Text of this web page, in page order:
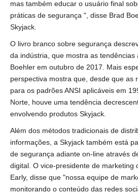
mas também educar o usuário final
práticas de segurança ", disse Brad
Skyjack.
O livro branco sobre segurança
da indústria, que mostra as tendências
Boehler em outubro de 2017. Mais
perspectiva mostra que, desde que as
para os padrões ANSI aplicáveis em
Norte, houve uma tendência
envolvendo produtos Skyjack.
Além dos métodos tradicionais de
informações, a Skyjack também está
de segurança adiante on-line através
digital. O vice-presidente de marketing
Early, disse que "nossa equipe de
monitorando o conteúdo das redes